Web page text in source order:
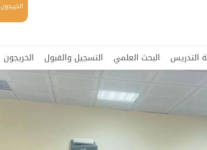
الخريجون
التدريس البحث العلمي التسجيل والقبول الخريجون